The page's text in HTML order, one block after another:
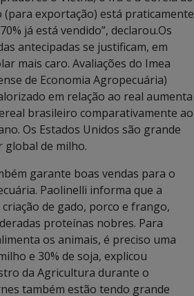
(para exportação) está praticamente
já está vendido”, declarou.Os
antecipadas se justificam, em
mais caro. Avaliações do Imea
de Economia Agropecuária)
em relação ao real aumenta
brasileiro comparativamente ao
Os Estados Unidos são grande
de milho.
garante boas vendas para o
Paolinelli informa que a
de gado, porco e frango,
proteínas nobres. Para
os animais, é preciso uma
e 30% de soja, explicou
da Agricultura durante o
também estão tendo grande